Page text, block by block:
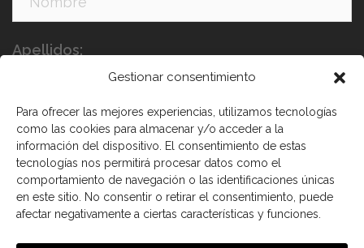
Gestionar consentimiento
Para ofrecer las mejores experiencias, utilizamos tecnologías
como las cookies para almacenar y/o acceder a la
información del dispositivo. El consentimiento de estas
tecnologías nos permitirá procesar datos como el
comportamiento de navegación o las identificaciones únicas
en este sitio. No consentir o retirar el consentimiento, puede
afectar negativamente a ciertas características y funciones.
Apellidos:
He leído y acepto los términos y condiciones